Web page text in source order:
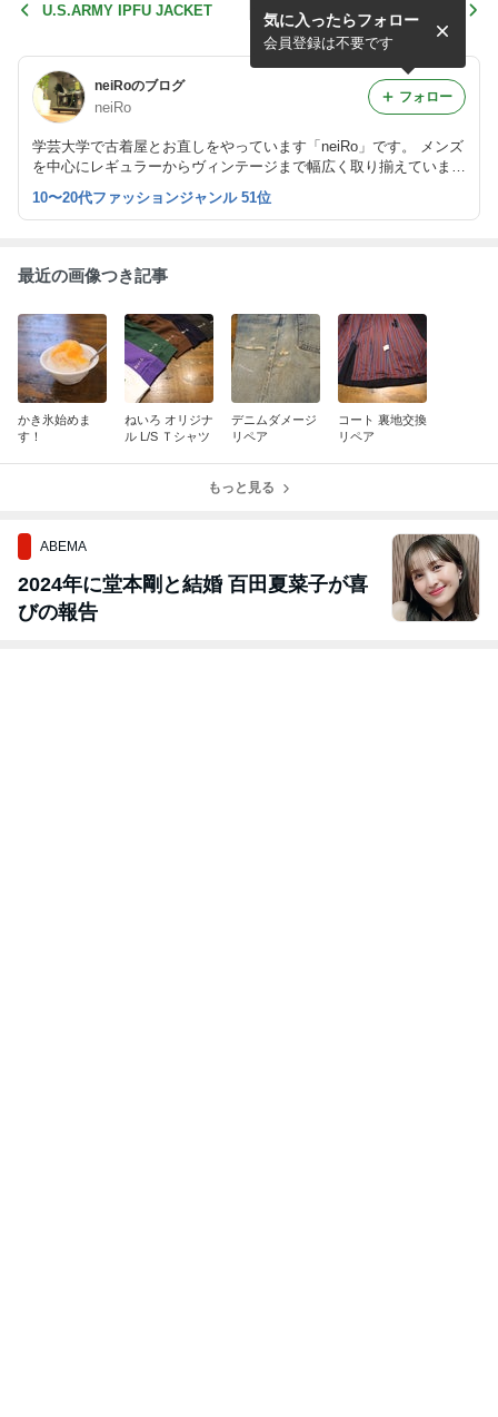
U.S.ARMY IPFU JACKET
ライナージャケット ダメー
ジリペア
neiRoのブログ
neiRo
学芸大学で古着屋とお直しをやっています「neiRo」です。 メンズ
を中心にレギュラーからヴィンテージまで幅広く取り揃えていま
ろしくお願いします。
気に入ったらフォロー
会員登録は不要です
フォロー
10〜20代ファッションジャンル 51位
最近の画像つき記事
かき氷始めま
す！
ねいろ オリジナ
ル L/S Ｔシャツ
デニムダメージ
リペア
コート 裏地交換
リペア
もっと見る
ABEMA
2024年に堂本剛と結婚 百田夏菜子が喜
びの報告